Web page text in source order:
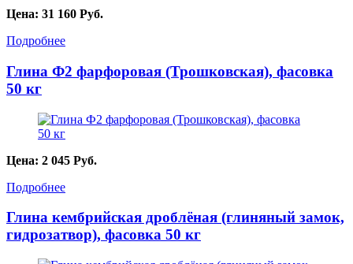
Цена: 31 160 Руб.
Подробнее
Глина Ф2 фарфоровая (Трошковская), фасовка
50 кг
Цена: 2 045 Руб.
Подробнее
Глина кембрийская дроблёная (глиняный замок,
гидрозатвор), фасовка 50 кг